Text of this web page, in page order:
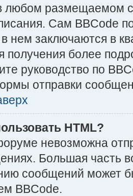
любом размещаемом
Сам BBCode
в нем заключаются в
получения более
руководство по
отправки
HTML?
невозможна
Большая часть
сообщений может
BBCode.